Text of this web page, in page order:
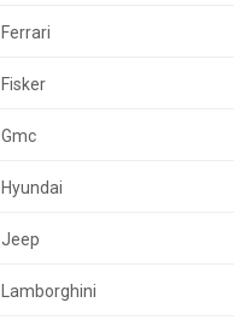
Ferrari
Fisker
Gmc
Hyundai
Jeep
Lamborghini